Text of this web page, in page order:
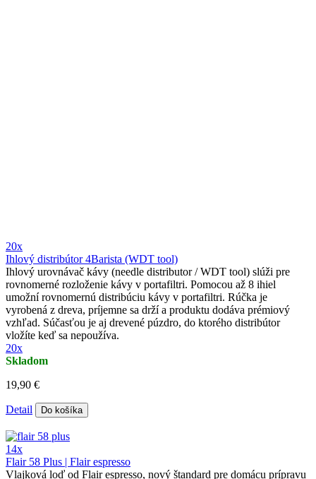
20x
Ihlový distribútor 4Barista (WDT tool)
Ihlový urovnávač kávy (needle distributor / WDT tool) slúži pre
rovnomerné rozloženie kávy v portafiltri. Pomocou až 8 ihiel
umožní rovnomernú distribúciu kávy v portafiltri. Rúčka je
vyrobená z dreva, príjemne sa drží a produktu dodáva prémiový
vzhľad. Súčasťou je aj drevené púzdro, do ktorého distribútor
vložíte keď sa nepoužíva.
20x
Skladom
19,90 €
Detail Do košíka
14x
Flair 58 Plus | Flair espresso
Vlajková loď od Flair espresso, nový štandard pre domácu prípravu